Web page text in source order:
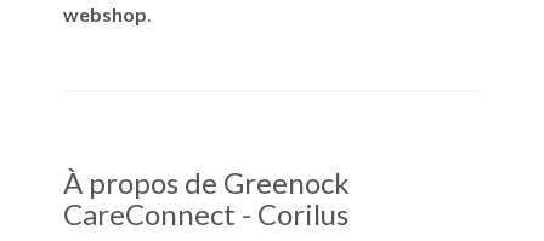
webshop
À propos de Greenock
CareConnect - Corilus